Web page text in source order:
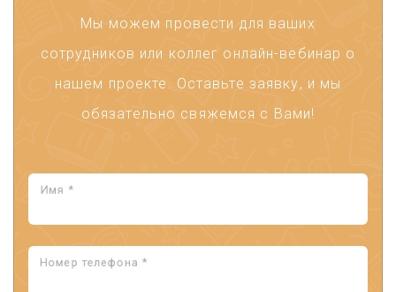
Мы можем провести для ваших
сотрудников или коллег онлайн-вебинар о
нашем проекте. Оставьте заявку, и мы
обязательно свяжемся с Вами!
Имя *
Номер телефона *